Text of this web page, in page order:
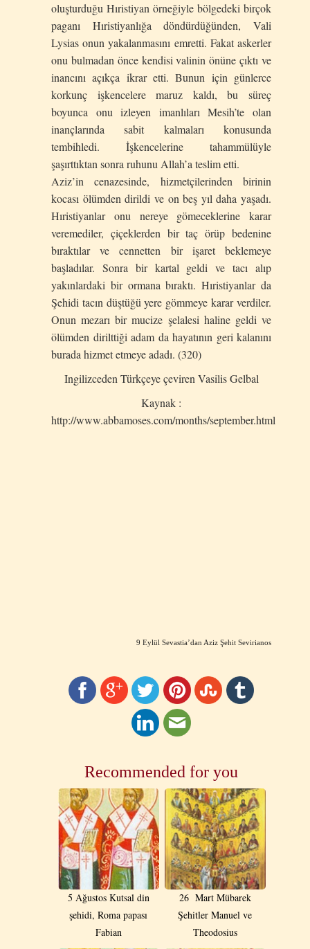
oluşturduğu Hıristiyan örneğiyle bölgedeki birçok
paganı Hıristiyanlığa döndürdüğünden, Vali
Lysias onun yakalanmasını emretti. Fakat askerler
onu bulmadan önce kendisi valinin önüne çıktı ve
inancını açıkça ikrar etti. Bunun için günlerce
korkunç işkencelere maruz kaldı, bu süreç
boyunca onu izleyen imanlıları Mesih’te olan
inançlarında sabit kalmaları konusunda
tembihledi. İşkencelerine tahammülüyle
şaşırttıktan sonra ruhunu Allah’a teslim etti.
Aziz’in cenazesinde, hizmetçilerinden birinin
kocası ölümden dirildi ve on beş yıl daha yaşadı.
Hıristiyanlar onu nereye gömeceklerine karar
veremediler, çiçeklerden bir taç örüp bedenine
bıraktılar ve cennetten bir işaret beklemeye
başladılar. Sonra bir kartal geldi ve tacı alıp
yakınlardaki bir ormana bıraktı. Hıristiyanlar da
Şehidi tacın düştüğü yere gömmeye karar verdiler.
Onun mezarı bir mucize şelalesi haline geldi ve
ölümden dirilttiği adam da hayatının geri kalanını
burada hizmet etmeye adadı. (320)
Ingilizceden Türkçeye çeviren Vasilis Gelbal
Kaynak :
http://www.abbamoses.com/months/september.html
9 Eylül Sevastia’dan Aziz Şehit Sevirianos
Recommended for you
5 Ağustos Kutsal din
şehidi, Roma papası
Fabian
26 Mart Mübarek
Şehitler Manuel ve
Theodosius